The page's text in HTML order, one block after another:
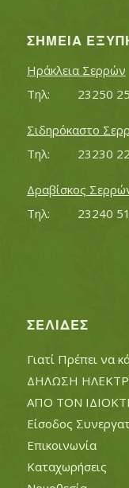
ΣΗΜΕΊΑ
Ηράκλεια Σερρών
Τηλ:
Σιδηρόκαστο
Τηλ:
Δραβίσκος
Τηλ:
ΣΕΛΊΔΕΣ
Γιατί Πρέπει να
ΔΗΛΩΣΗ
ΑΠΟ ΤΟΝ
Είσοδος
Επικοινωνία
Καταχωρήσεις